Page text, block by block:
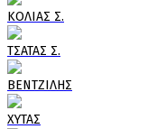
ΚΟΛΙΑΣ Σ.
ΤΣΑΤΑΣ Σ.
ΒΕΝΤΖΙΛΗΣ
ΧΥΤΑΣ